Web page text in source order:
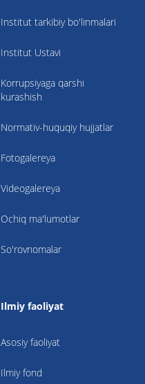
Institut tarkibiy bo'linmalari
Institut Ustavi
Korrupsiyaga qarshi
kurashish
Normativ-huquqiy hujjatlar
Fotogalereya
Videogalereya
Ochiq ma'lumotlar
So'rovnomalar
Ilmiy faoliyat
Asosiy faoliyat
Ilmiy fond